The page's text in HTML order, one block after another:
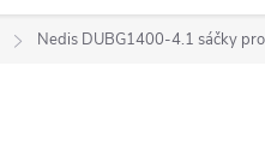
Nedis DUBG1400-4.1 sáčky